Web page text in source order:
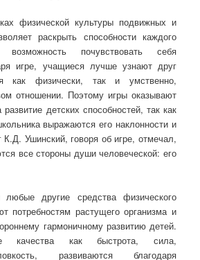
физической культуры подвижных и
раскрыть способности каждого
почувствовать себя
игре, учащиеся лучше узнают друг
как физически, так и умственно,
отношении. Поэтому игры оказывают
детских способностей, так как
выражаются его наклонности и
Ушинский, говоря об игре, отмечал,
все стороны души человеческой: его
другие средства физического
потребностям растущего организма и
гармоничному развитию детей.
качества как быстрота, сила,
развиваются благодаря